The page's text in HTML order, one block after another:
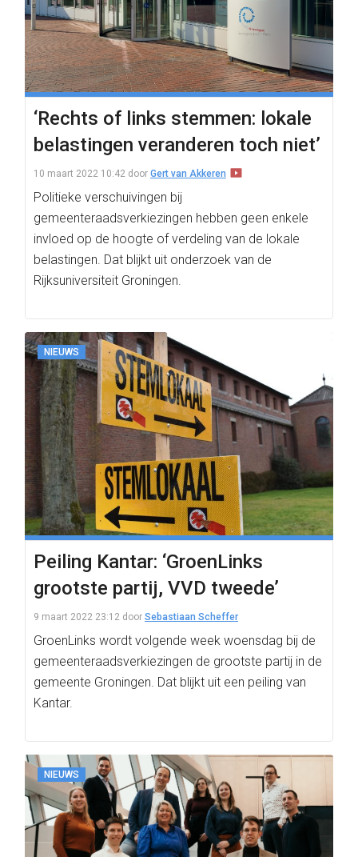
‘Rechts of links stemmen: lokale
belastingen veranderen toch niet’
10 maart 2022 10:42 door Gert van Akkeren
Politieke verschuivingen bij
gemeenteraadsverkiezingen hebben geen enkele
invloed op de hoogte of verdeling van de lokale
belastingen. Dat blijkt uit onderzoek van de
Rijksuniversiteit Groningen.
NIEUWS
Peiling Kantar: ‘GroenLinks
grootste partij, VVD tweede’
9 maart 2022 23:12 door Sebastiaan Scheffer
GroenLinks wordt volgende week woensdag bij de
gemeenteraadsverkiezingen de grootste partij in de
gemeente Groningen. Dat blijkt uit een peiling van
Kantar.
NIEUWS